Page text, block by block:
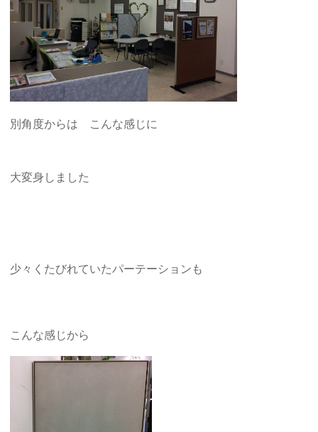
別角度からは こんな感じに
大変身しました
少々くたびれていたパーテーションも
こんな感じから